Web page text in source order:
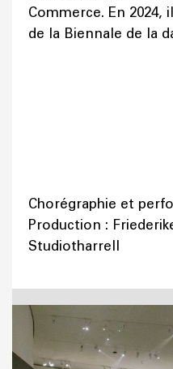
Commerce. En 2024,
de la Biennale de la
Chorégraphie et
Production :
Studiotharrell